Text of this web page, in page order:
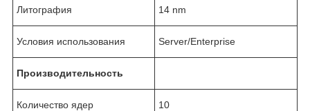
Литография 14 nm
Условия использования Server/Enterprise
Производительность
Количество ядер 10